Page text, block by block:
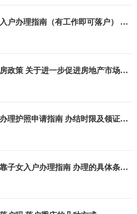
2023年重庆大学生单位入户办理指南（有工作即可落户） ​办理条件具体是哪些
2023外地户口在重庆购房政策 关于进一步促进房地产市场平稳健康发展的通知
2023年外地户口在重庆办理护照申请指南 办结时限及领证方式
2023年重庆市老年人投靠子女入户办理指南 办理的具体条件是什么